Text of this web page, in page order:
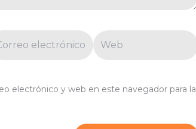
electrónico y web en este navegador para la